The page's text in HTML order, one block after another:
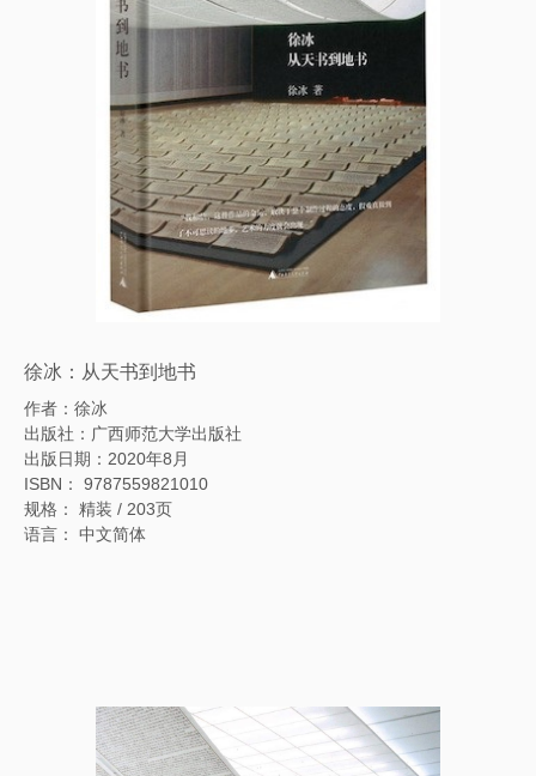
徐冰：从天书到地书
作者：徐冰
出版社：广西师范大学出版社
出版日期：2020年8月
ISBN： 9787559821010
规格： 精装 / 203页
语言： 中文简体